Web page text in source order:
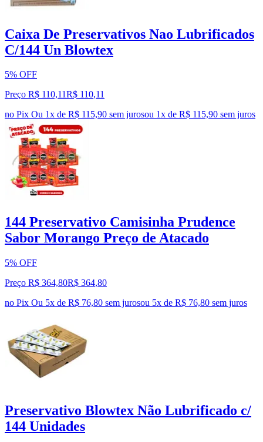
Caixa De Preservativos Nao Lubrificados
C/144 Un Blowtex
5% OFF
Preço R$ 110,11R$ 110,11
no Pix Ou 1x de R$ 115,90 sem jurosou 1x de R$ 115,90 sem juros
144 Preservativo Camisinha Prudence
Sabor Morango Preço de Atacado
5% OFF
Preço R$ 364,80R$ 364,80
no Pix Ou 5x de R$ 76,80 sem jurosou 5x de R$ 76,80 sem juros
Preservativo Blowtex Não Lubrificado c/
144 Unidades